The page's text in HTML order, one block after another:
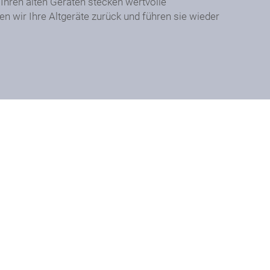
wir Ihre Altgeräte zurück und führen sie wieder